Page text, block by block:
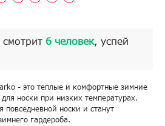
смотрит 6 человек, успей
- это теплые и комфортные зимние
носки при низких температурах.
повседневной носки и станут
гардероба.